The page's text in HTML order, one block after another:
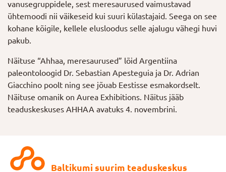
vanusegruppidele, sest meresaurused vaimustavad
ühtemoodi nii väikeseid kui suuri külastajaid. Seega on see
kohane kõigile, kellele elusloodus selle ajalugu vähegi huvi
pakub.
Näituse “Ahhaa, meresaurused” lõid Argentiina
paleontoloogid Dr. Sebastian Apesteguia ja Dr. Adrian
Giacchino poolt ning see jõuab Eestisse esmakordselt.
Näituse omanik on Aurea Exhibitions. Näitus jääb
teaduskeskuses AHHAA avatuks 4. novembrini.
Baltikumi suurim teaduskeskus